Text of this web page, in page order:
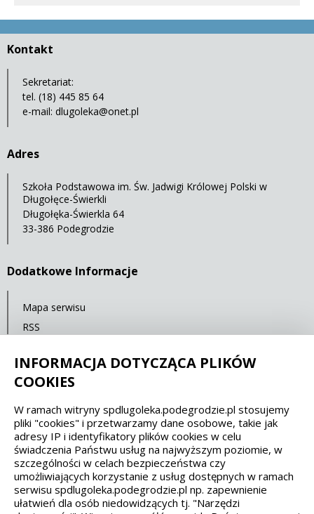
Kontakt
Sekretariat:
tel. (18) 445 85 64
e-mail: dlugoleka@onet.pl
Adres
Szkoła Podstawowa im. Św. Jadwigi Królowej Polski w
Długołęce-Świerkli
Długołęka-Świerkla 64
33-386 Podegrodzie
Dodatkowe Informacje
Mapa serwisu
RSS
Ostatnia aktualizacja: 06.10.2021 12:00
Spełniamy standardy dostępności oraz W3C
WCAG 2.1 SECTION 508 EAA/EN 301549
IS 5568
INFORMACJA DOTYCZĄCA PLIKÓW
COOKIES
W ramach witryny spdlugoleka.podegrodzie.pl stosujemy
pliki "cookies" i przetwarzamy dane osobowe, takie jak
adresy IP i identyfikatory plików cookies w celu
świadczenia Państwu usług na najwyższym poziomie, w
szczególności w celach bezpieczeństwa czy
umożliwiających korzystanie z usług dostępnych w ramach
serwisu spdlugoleka.podegrodzie.pl np. zapewnienie
ułatwień dla osób niedowidzących tj. "Narzędzi